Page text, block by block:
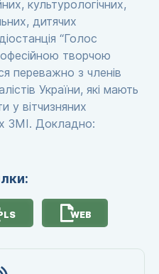
культурологічних,
дитячих
“Голос
творчою
переважно з членів
України, які мають
у вітчизняних
ЗМІ. Докладно:
WEB